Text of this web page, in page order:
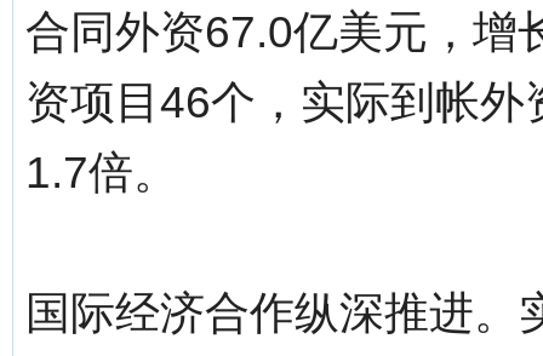
合同外资67.0亿美元，增
资项目46个，实际到帐
1.7倍。
国际经济合作纵深推进